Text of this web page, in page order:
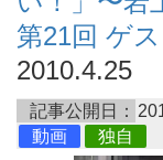
第21回 ゲ
2010.4.25
記事公開日：
動画
独自